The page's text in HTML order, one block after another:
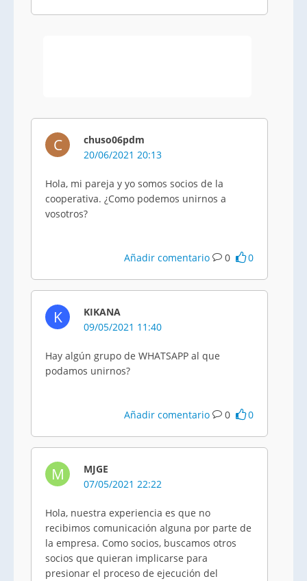
C
chuso06pdm
20/06/2021 20:13
Hola, mi pareja y yo somos socios de la
cooperativa. ¿Como podemos unirnos a
vosotros?
Añadir comentario 0 0
K
KIKANA
09/05/2021 11:40
Hay algún grupo de WHATSAPP al que
podamos unirnos?
Añadir comentario 0 0
M
MJGE
07/05/2021 22:22
Hola, nuestra experiencia es que no
recibimos comunicación alguna por parte de
la empresa. Como socios, buscamos otros
socios que quieran implicarse para
presionar el proceso de ejecución del